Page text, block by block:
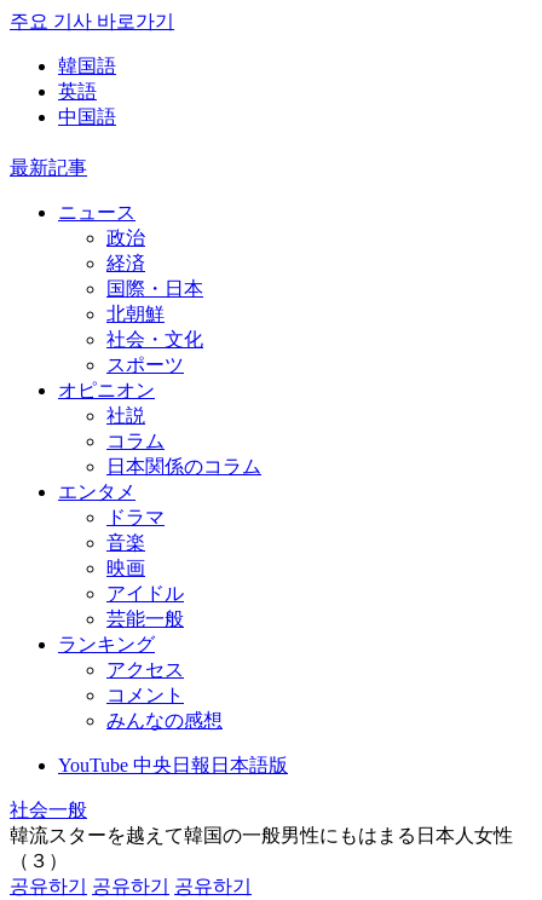
주요 기사 바로가기
韓国語
英語
中国語
最新記事
ニュース
政治
経済
国際・日本
北朝鮮
社会・文化
スポーツ
オピニオン
社説
コラム
日本関係のコラム
エンタメ
ドラマ
音楽
映画
アイドル
芸能一般
ランキング
アクセス
コメント
みんなの感想
YouTube 中央日報日本語版
社会一般
韓流スターを越えて韓国の一般男性にもはまる日本人女性
（３）
공유하기
공유하기
공유하기